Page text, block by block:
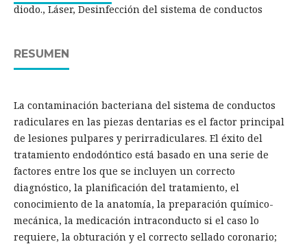
diodo., Láser, Desinfección del sistema de conductos
RESUMEN
La contaminación bacteriana del sistema de conductos
radiculares en las piezas dentarias es el factor principal
de lesiones pulpares y perirradiculares. El éxito del
tratamiento endodóntico está basado en una serie de
factores entre los que se incluyen un correcto
diagnóstico, la planificación del tratamiento, el
conocimiento de la anatomía, la preparación químico-
mecánica, la medicación intraconducto si el caso lo
requiere, la obturación y el correcto sellado coronario;